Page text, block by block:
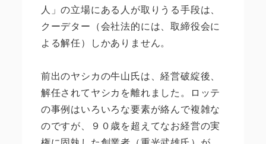
人」の立場にある人が取りうる手段は、
クーデター（会社法的には、取締役会に
よる解任）しかありません。
前出のヤシカの牛山氏は、経営破綻後、
解任されてヤシカを離れました。ロッテ
の事例はいろいろな要素が絡んで複雑な
のですが、９０歳を超えてなお経営の実